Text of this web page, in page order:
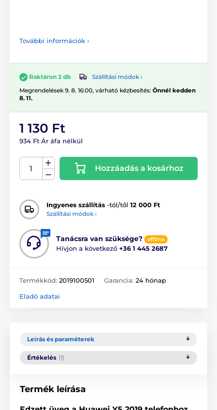
További információk ›
Raktáron 2 db
Szállítási módok ›
Megrendelések 9. 8. 16:00, várható kézbesítés: Önnél kedden
8. 11.
1 130 Ft
934 Ft Ár áfa nélkül
Hozzáadás a kosárhoz
Ingyenes szállítás -tól/től 12 000 Ft
Szállítási módok ›
Tanácsra van szüksége? offline
Hívjon a következő +36 1 445 2687
Termékkód: 2019100501 Garancia: 24 hónap
Eladó adatai
Leírás és paraméterek
Értékelés (1)
Termék leírása